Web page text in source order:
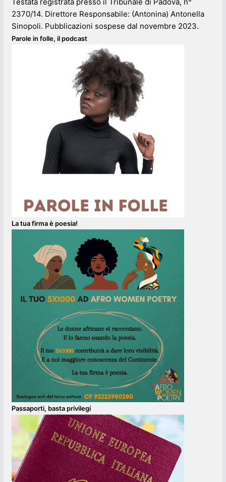
2370/14. Direttore Responsabile: (Antonina) Antonella
Sinopoli. Pubblicazioni sospese dal novembre 2023.
Parole in folle, il podcast
La tua firma è poesia!
Passaporti, basta privilegi